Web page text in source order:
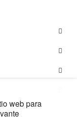
web para